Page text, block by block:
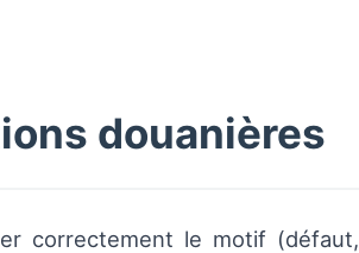
douanières
correctement le motif